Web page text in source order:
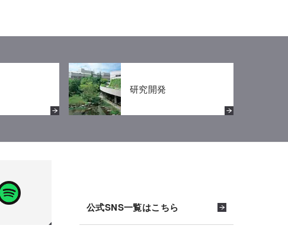
研究開発
公式SNS一覧はこちら